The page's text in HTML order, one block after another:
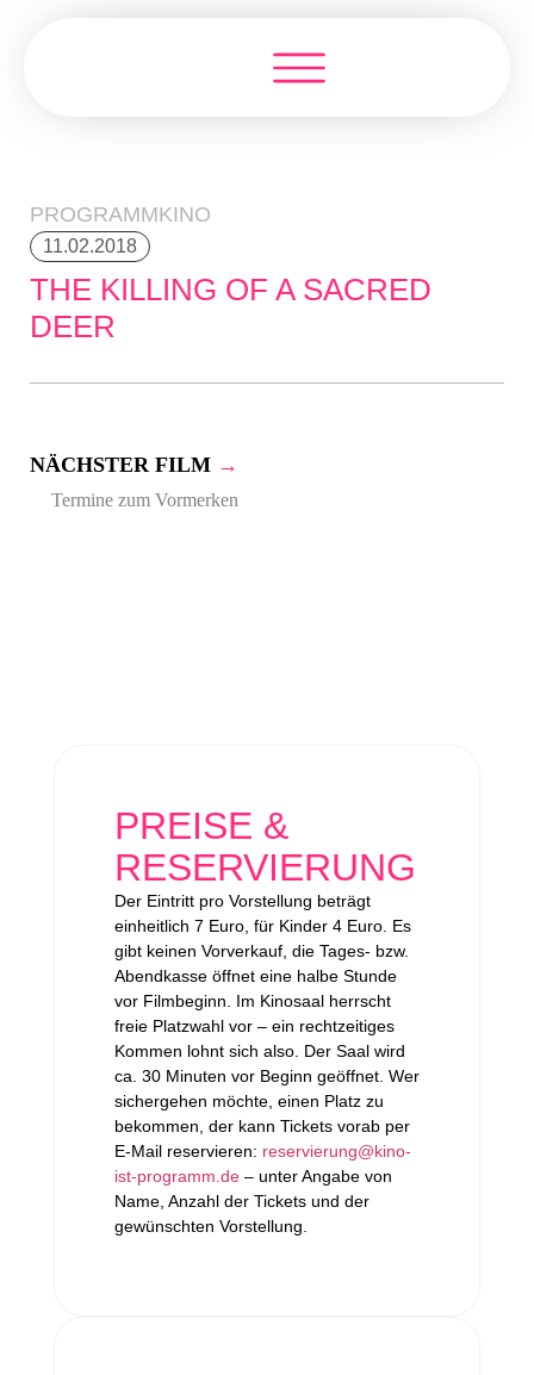
PROGRAMMKINO
11.02.2018
THE KILLING OF A SACRED
DEER
NÄCHSTER FILM →
Termine zum Vormerken
PREISE &
RESERVIERUNG
Der Eintritt pro Vorstellung beträgt
einheitlich 7 Euro, für Kinder 4 Euro. Es
gibt keinen Vorverkauf, die Tages- bzw.
Abendkasse öffnet eine halbe Stunde
vor Filmbeginn. Im Kinosaal herrscht
freie Platzwahl vor – ein rechtzeitiges
Kommen lohnt sich also. Der Saal wird
ca. 30 Minuten vor Beginn geöffnet. Wer
sichergehen möchte, einen Platz zu
bekommen, der kann Tickets vorab per
E-Mail reservieren: reservierung@kino-
ist-programm.de– unter Angabe von
Name, Anzahl der Tickets und der
gewünschten Vorstellung.